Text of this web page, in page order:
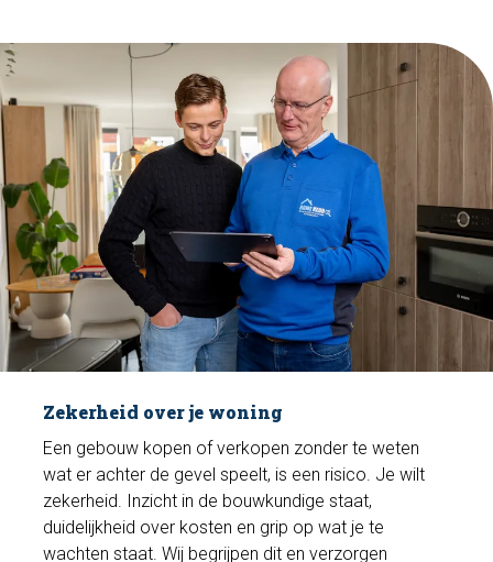
Zekerheid over je woning
Een gebouw kopen of verkopen zonder te weten
wat er achter de gevel speelt, is een risico. Je wilt
zekerheid. Inzicht in de bouwkundige staat,
duidelijkheid over kosten en grip op wat je te
wachten staat. Wij begrijpen dit en verzorgen